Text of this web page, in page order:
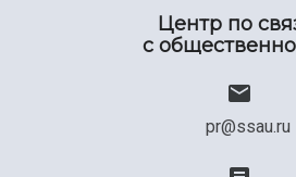
Центр по
с
pr@ssau.ru